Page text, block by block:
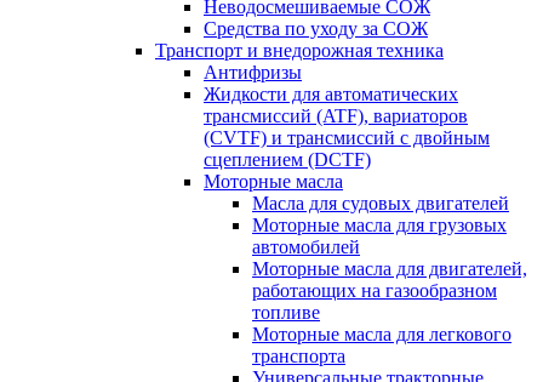
Неводосмешиваемые СОЖ
Средства по уходу за СОЖ
Транспорт и внедорожная техника
Антифризы
Жидкости для автоматических
трансмиссий (ATF), вариаторов
(CVTF) и трансмиссий с двойным
сцеплением (DCTF)
Моторные масла
Масла для судовых двигателей
Моторные масла для грузовых
автомобилей
Моторные масла для двигателей,
работающих на газообразном
топливе
Моторные масла для легкового
транспорта
Универсальные тракторные